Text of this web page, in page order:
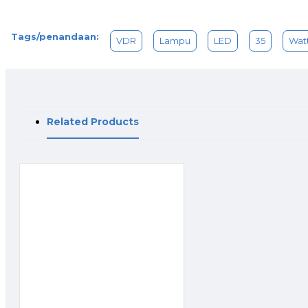
Tags/penandaan: VDR Lampu LED 35
Related Products